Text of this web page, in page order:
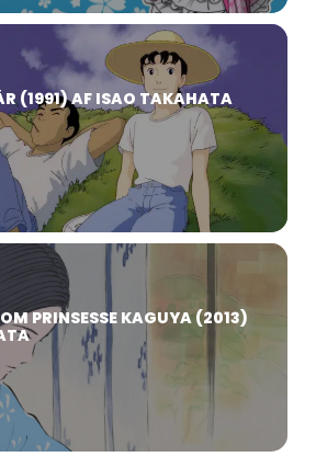
(1991) AF ISAO TAKAHATA
PRINSESSE KAGUYA (2013)